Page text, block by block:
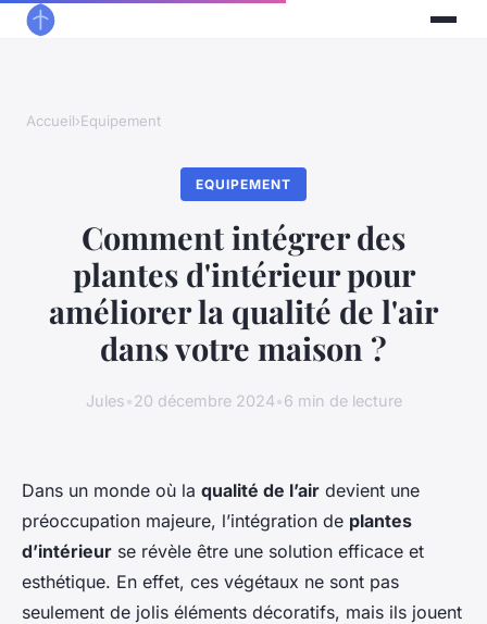
Accueil›Equipement
EQUIPEMENT
Comment intégrer des
plantes d'intérieur pour
améliorer la qualité de l'air
dans votre maison ?
Jules•20 décembre 2024•6 min de lecture
Dans un monde où la qualité de l’air devient une
préoccupation majeure, l’intégration de plantes
d’intérieur se révèle être une solution efficace et
esthétique. En effet, ces végétaux ne sont pas
seulement de jolis éléments décoratifs, mais ils jouent